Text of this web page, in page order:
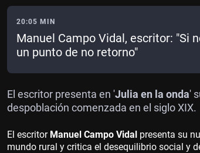
20:05 MIN
Manuel Campo Vidal, escritor: "Si
un punto de no retorno"
El escritor presenta en 'Julia en la onda'
despoblación comenzada en el siglo XIX.
El escritor Manuel Campo Vidal presenta su
mundo rural y critica el desequilibrio social y